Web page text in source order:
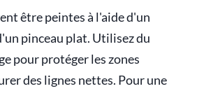
être peintes à l'aide d'un
pinceau plat. Utilisez du
pour protéger les zones
des lignes nettes. Pour une